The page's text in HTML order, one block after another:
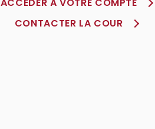
CONTACTER LA COUR